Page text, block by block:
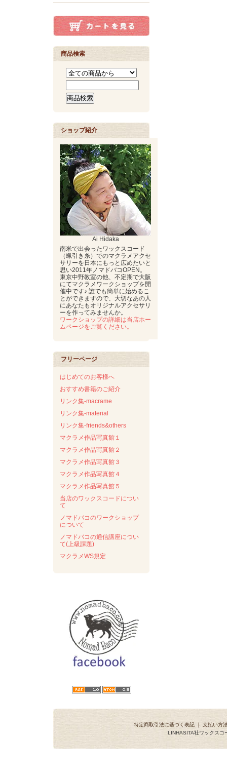
商品検索
ショップ紹介
Ai Hidaka
南米で出会ったワックスコード
（蝋引き糸）でのマクラメアクセ
サリーを日本にもっと広めたいと
思い2011年ノマドバコOPEN。
東京中野教室の他、不定期で大阪
にてマクラメワークショップを開
催中です♪ 誰でも簡単に始めるこ
とができますので、大切なあの人
にあなたもオリジナルアクセサリ
ーを作ってみませんか。
ワークショップの詳細は当店ホー
ムページをご覧ください。
フリーページ
はじめてのお客様へ
おすすめ書籍のご紹介
リンク集-macrame
リンク集-material
リンク集-friends&others
マクラメ作品写真館１
マクラメ作品写真館２
マクラメ作品写真館３
マクラメ作品写真館４
マクラメ作品写真館５
当店のワックスコードについ
て
ノマドバコのワークショップ
について
ノマドバコの通信講座につい
て(上級課題)
マクラメWS規定
特定商取引法に基づく表記｜ 支払い方
LINHASITA社ワックスコ